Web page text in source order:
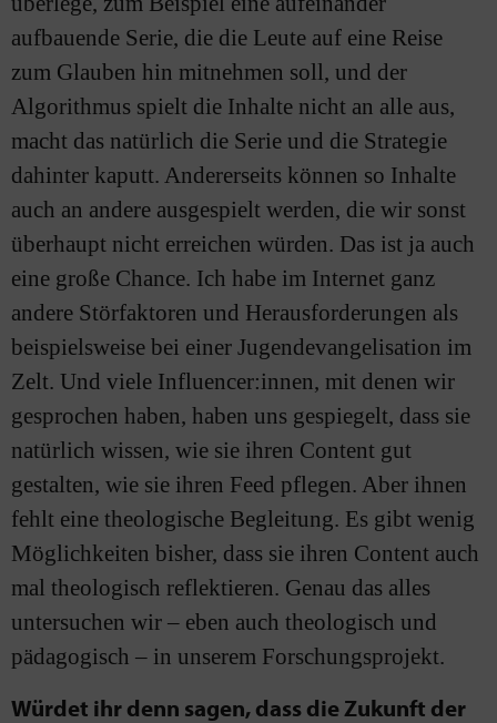
aufbauende Serie, die die Leute auf eine Reise
zum Glauben hin mitnehmen soll, und der
Algorithmus spielt die Inhalte nicht an alle aus,
macht das natürlich die Serie und die Strategie
dahinter kaputt. Andererseits können so Inhalte
auch an andere ausgespielt werden, die wir sonst
überhaupt nicht erreichen würden. Das ist ja auch
eine große Chance. Ich habe im Internet ganz
andere Störfaktoren und Herausforderungen als
beispielsweise bei einer Jugendevangelisation im
Zelt. Und viele Influencer:innen, mit denen wir
gesprochen haben, haben uns gespiegelt, dass sie
natürlich wissen, wie sie ihren Content gut
gestalten, wie sie ihren Feed pflegen. Aber ihnen
fehlt eine theologische Begleitung. Es gibt wenig
Möglichkeiten bisher, dass sie ihren Content auch
mal theologisch reflektieren. Genau das alles
untersuchen wir – eben auch theologisch und
pädagogisch – in unserem Forschungsprojekt.
Würdet ihr denn sagen, dass die Zukunft der